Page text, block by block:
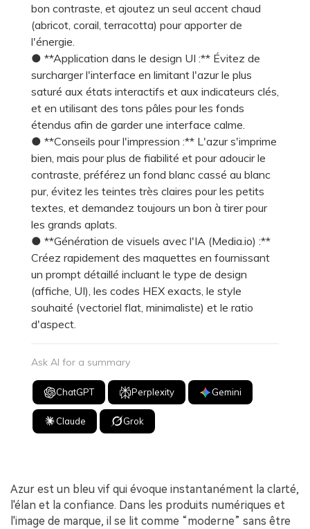
bon contraste, et ajoutez un seul accent chaud
(abricot, corail, terracotta) pour apporter de
l'énergie.
● **Application dans le design UI :** Évitez de
surcharger l'interface en limitant l'azur le plus
saturé aux états interactifs et aux indicateurs clés,
et en utilisant des tons pâles pour les fonds
étendus afin de garder une interface calme.
● **Conseils pour l'impression :** L'azur s'imprime
bien, mais pour plus de fiabilité et pour adoucir le
contraste, préférez un fond blanc cassé au blanc
pur, évitez les teintes très claires pour les petits
textes, et demandez toujours un bon à tirer pour
les grands aplats.
● **Génération de visuels avec l'IA (Media.io) :**
Créez rapidement des maquettes en fournissant
un prompt détaillé incluant le type de design
(affiche, UI), les codes HEX exacts, le style
souhaité (vectoriel flat, minimaliste) et le ratio
d'aspect.
Ask AI for a summary
ChatGPT Perplexity Gemini
Claude Grok
Azur est un bleu vif qui évoque instantanément la clarté,
l'élan et la confiance. Dans les produits numériques et
l'image de marque, il se lit comme “moderne” sans être